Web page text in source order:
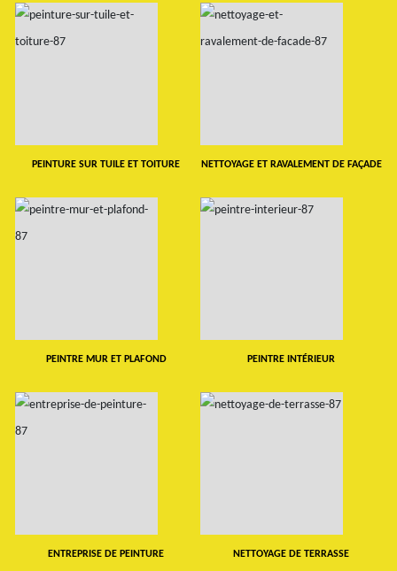
PEINTURE SUR TUILE ET TOITURE NETTOYAGE ET RAVALEMENT DE FAÇADE
PEINTRE MUR ET PLAFOND PEINTRE INTÉRIEUR
ENTREPRISE DE PEINTURE NETTOYAGE DE TERRASSE